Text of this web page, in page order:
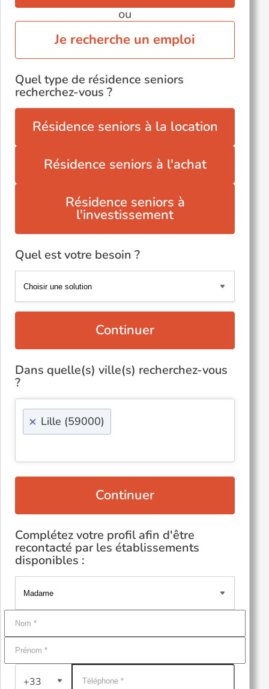
ou
Je recherche un emploi
Quel type de résidence seniors
recherchez-vous ?
Résidence seniors à la location
Résidence seniors à l'achat
Résidence seniors à
l'investissement
Quel est votre besoin ?
Continuer
Dans quelle(s) ville(s) recherchez-vous
?
× Lille (59000)
Continuer
Complétez votre profil afin d'être
recontacté par les établissements
disponibles :
+33